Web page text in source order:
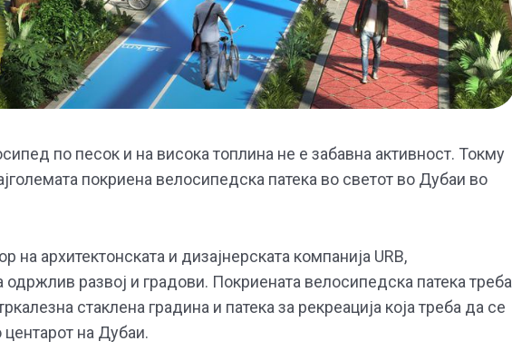
по песок и на висока топлина не е забавна активност. Токму
покриена велосипедска патека во светот во Дубаи во
на архитектонската и дизајнерската компанија URB,
одржлив развој и градови. Покриената велосипедска патека треба
стаклена градина и патека за рекреација која треба да се
на Дубаи.